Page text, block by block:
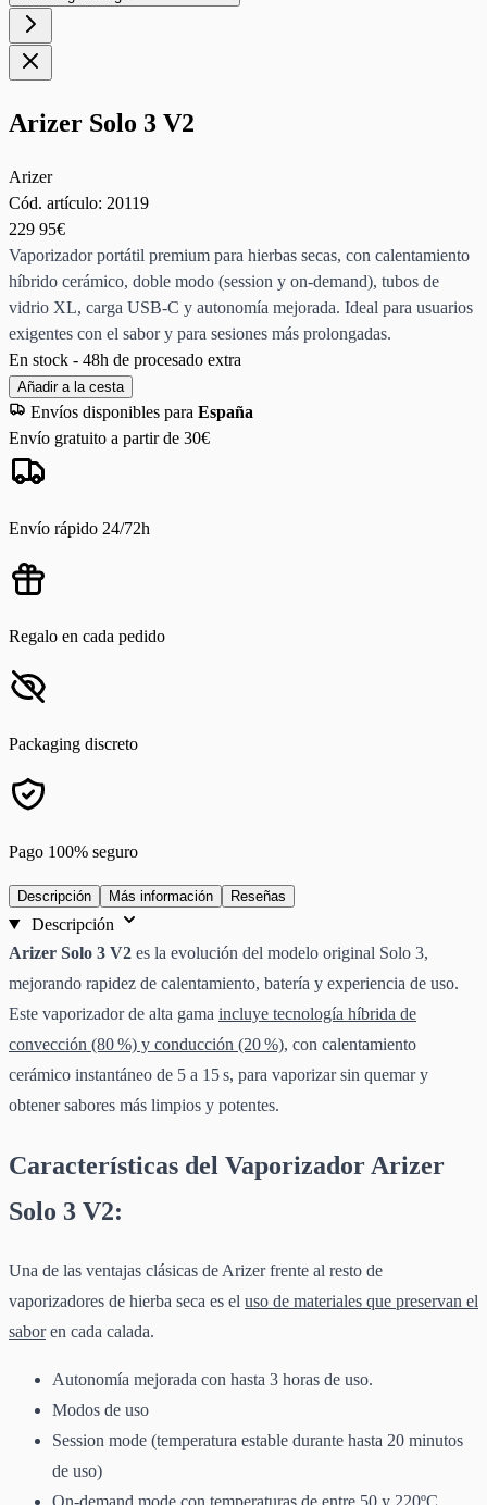
Arizer Solo 3 V2
Arizer
Cód. artículo: 20119
229 95€
Vaporizador portátil premium para hierbas secas, con calentamiento
híbrido cerámico, doble modo (session y on‑demand), tubos de
vidrio XL, carga USB‑C y autonomía mejorada. Ideal para usuarios
exigentes con el sabor y para sesiones más prolongadas.
En stock - 48h de procesado extra
Añadir a la cesta
Envíos disponibles para España
Envío gratuito a partir de 30€
Envío rápido 24/72h
Regalo en cada pedido
Packaging discreto
Pago 100% seguro
Descripción Más información Reseñas
Descripción
Arizer Solo 3 V2 es la evolución del modelo original Solo 3,
mejorando rapidez de calentamiento, batería y experiencia de uso.
Este vaporizador de alta gama incluye tecnología híbrida de
convección (80 %) y conducción (20 %), con calentamiento
cerámico instantáneo de 5 a 15 s, para vaporizar sin quemar y
obtener sabores más limpios y potentes.
Características del Vaporizador Arizer
Solo 3 V2:
Una de las ventajas clásicas de Arizer frente al resto de
vaporizadores de hierba seca es el uso de materiales que preservan el
saboren cada calada.
Autonomía mejorada con hasta 3 horas de uso.
Modos de uso
Session mode (temperatura estable durante hasta 20 minutos
de uso)
On-demand mode con temperaturas de entre 50 y 220ºC